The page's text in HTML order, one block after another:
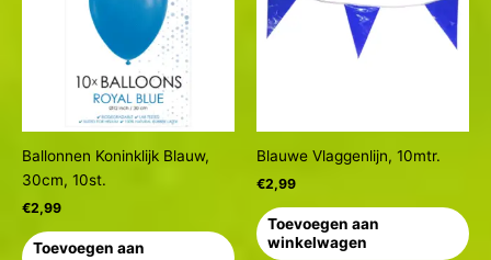
Ballonnen Koninklijk Blauw,
30cm, 10st.
€2,99
Toevoegen aan
Blauwe Vlaggenlijn, 10mtr.
€2,99
Toevoegen aan
winkelwagen